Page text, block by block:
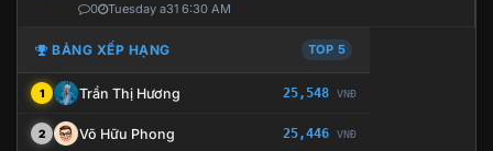
0 Tuesday a31 6:30 AM
BẢNG XẾP HẠNG TOP 5
1 Trần Thị Hương 25,548 VNĐ
2 Võ Hữu Phong 25,446 VNĐ